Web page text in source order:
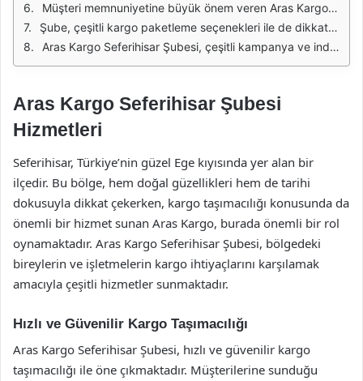
Müşteri memnuniyetine büyük önem veren Aras Kargo Seferihisar Şubesi, şube içerisinde sunduğu hizmetlerin kalitesini sürekli olarak artırmaya çalışmaktadır. Eğitimli personeli, müşteri taleplerine hızlı yanıt vererek, ihtiyaçları en iyi şekilde karşılamayı hedeflemektedir. Ayrıca, şubede bulunan modern ekipmanlar, kargo işlemlerinin daha hızlı ve güvenli bir şekilde gerçekleştirilmesine olanak tanımaktadır.
Şube, çeşitli kargo paketleme seçenekleri ile de dikkat çekmektedir. Müşteriler, gönderim yapacakları ürünlerin özelliklerine göre uygun paketleme yöntemini seçebilirler. Bu, kargoların güvenli bir şekilde taşınmasını sağlarken, aynı zamanda gönderim maliyetlerini de optimize etmeye yardımcı olmaktadır.
Aras Kargo Seferihisar Şubesi, çeşitli kampanya ve indirim fırsatları sunarak müşterilerinin bütçelerini de düşünmektedir. Özellikle belirli dönemlerde düzenlenen bu kampanyalar, kargo göndermek isteyen bireyler ve işletmeler için cazip fırsatlar yaratmaktadır. Böylece, hem hizmet kalitesinden ödün vermeden hem de uygun fiyatlarla kargo gönderimi sağlanmaktadır.
Aras Kargo Seferihisar Şubesi
Hizmetleri
Seferihisar, Türkiye’nin güzel Ege kıyısında yer alan bir
ilçedir. Bu bölge, hem doğal güzellikleri hem de tarihi
dokusuyla dikkat çekerken, kargo taşımacılığı konusunda da
önemli bir hizmet sunan Aras Kargo, burada önemli bir rol
oynamaktadır. Aras Kargo Seferihisar Şubesi, bölgedeki
bireylerin ve işletmelerin kargo ihtiyaçlarını karşılamak
amacıyla çeşitli hizmetler sunmaktadır.
Hızlı ve Güvenilir Kargo Taşımacılığı
Aras Kargo Seferihisar Şubesi, hızlı ve güvenilir kargo
taşımacılığı ile öne çıkmaktadır. Müşterilerine sunduğu